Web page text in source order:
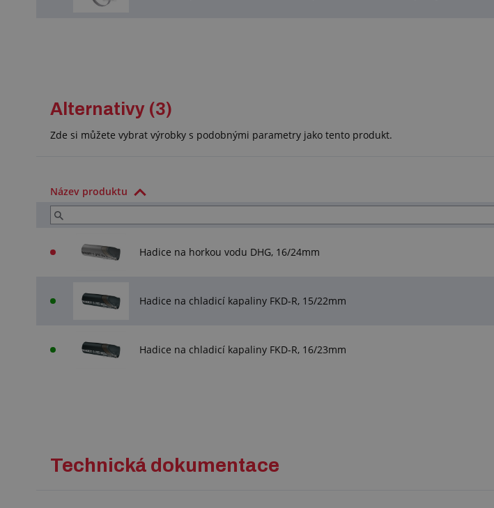
Alternativy (3)
Zde si můžete vybrat výrobky s podobnými parametry jako tento produkt.
Název produktu
Hadice na horkou vodu DHG, 16/24mm
Hadice na chladicí kapaliny FKD-R, 15/22mm
Hadice na chladicí kapaliny FKD-R, 16/23mm
Technická dokumentace